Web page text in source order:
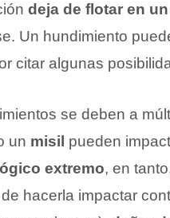
deja de flotar en
Un hundimiento
citar algunas
se deben a
un misil pueden
extremo, en
de hacerla impactar